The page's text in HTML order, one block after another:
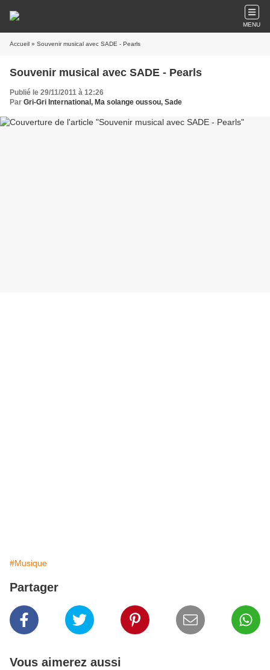
MENU
Accueil » Souvenir musical avec SADE - Pearls
Souvenir musical avec SADE - Pearls
Publié le 29/11/2011 à 12:26
Par Gri-Gri International, Ma solange oussou, Sade
#Musique
Partager
Vous aimerez aussi